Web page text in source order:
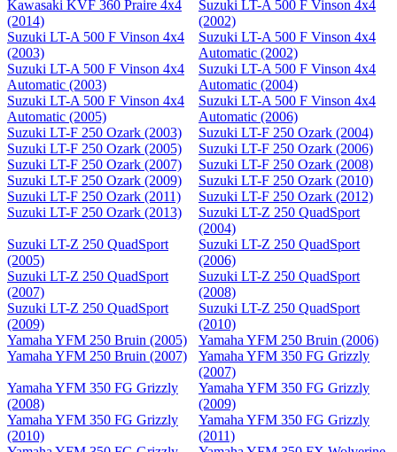
Kawasaki KVF 360 Praire 4x4
(2014)
Suzuki LT-A 500 F Vinson 4x4
(2002)
Suzuki LT-A 500 F Vinson 4x4
(2003)
Suzuki LT-A 500 F Vinson 4x4
Automatic (2002)
Suzuki LT-A 500 F Vinson 4x4
Automatic (2003)
Suzuki LT-A 500 F Vinson 4x4
Automatic (2004)
Suzuki LT-A 500 F Vinson 4x4
Automatic (2005)
Suzuki LT-A 500 F Vinson 4x4
Automatic (2006)
Suzuki LT-F 250 Ozark (2003)
Suzuki LT-F 250 Ozark (2004)
Suzuki LT-F 250 Ozark (2005)
Suzuki LT-F 250 Ozark (2006)
Suzuki LT-F 250 Ozark (2007)
Suzuki LT-F 250 Ozark (2008)
Suzuki LT-F 250 Ozark (2009)
Suzuki LT-F 250 Ozark (2010)
Suzuki LT-F 250 Ozark (2011)
Suzuki LT-F 250 Ozark (2012)
Suzuki LT-F 250 Ozark (2013)
Suzuki LT-Z 250 QuadSport
(2004)
Suzuki LT-Z 250 QuadSport
(2005)
Suzuki LT-Z 250 QuadSport
(2006)
Suzuki LT-Z 250 QuadSport
(2007)
Suzuki LT-Z 250 QuadSport
(2008)
Suzuki LT-Z 250 QuadSport
(2009)
Suzuki LT-Z 250 QuadSport
(2010)
Yamaha YFM 250 Bruin (2005)
Yamaha YFM 250 Bruin (2006)
Yamaha YFM 250 Bruin (2007)
Yamaha YFM 350 FG Grizzly
(2007)
Yamaha YFM 350 FG Grizzly
(2008)
Yamaha YFM 350 FG Grizzly
(2009)
Yamaha YFM 350 FG Grizzly
(2010)
Yamaha YFM 350 FG Grizzly
(2011)